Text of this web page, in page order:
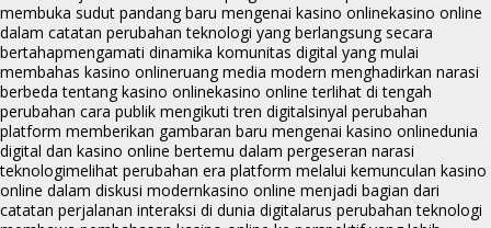
membuka sudut pandang baru mengenai kasino onlinekasino online
dalam catatan perubahan teknologi yang berlangsung secara
bertahapmengamati dinamika komunitas digital yang mulai
membahas kasino onlineruang media modern menghadirkan narasi
berbeda tentang kasino onlinekasino online terlihat di tengah
perubahan cara publik mengikuti tren digitalsinyal perubahan
platform memberikan gambaran baru mengenai kasino onlinedunia
digital dan kasino online bertemu dalam pergeseran narasi
teknologimelihat perubahan era platform melalui kemunculan kasino
online dalam diskusi modernkasino online menjadi bagian dari
catatan perjalanan interaksi di dunia digitalarus perubahan teknologi